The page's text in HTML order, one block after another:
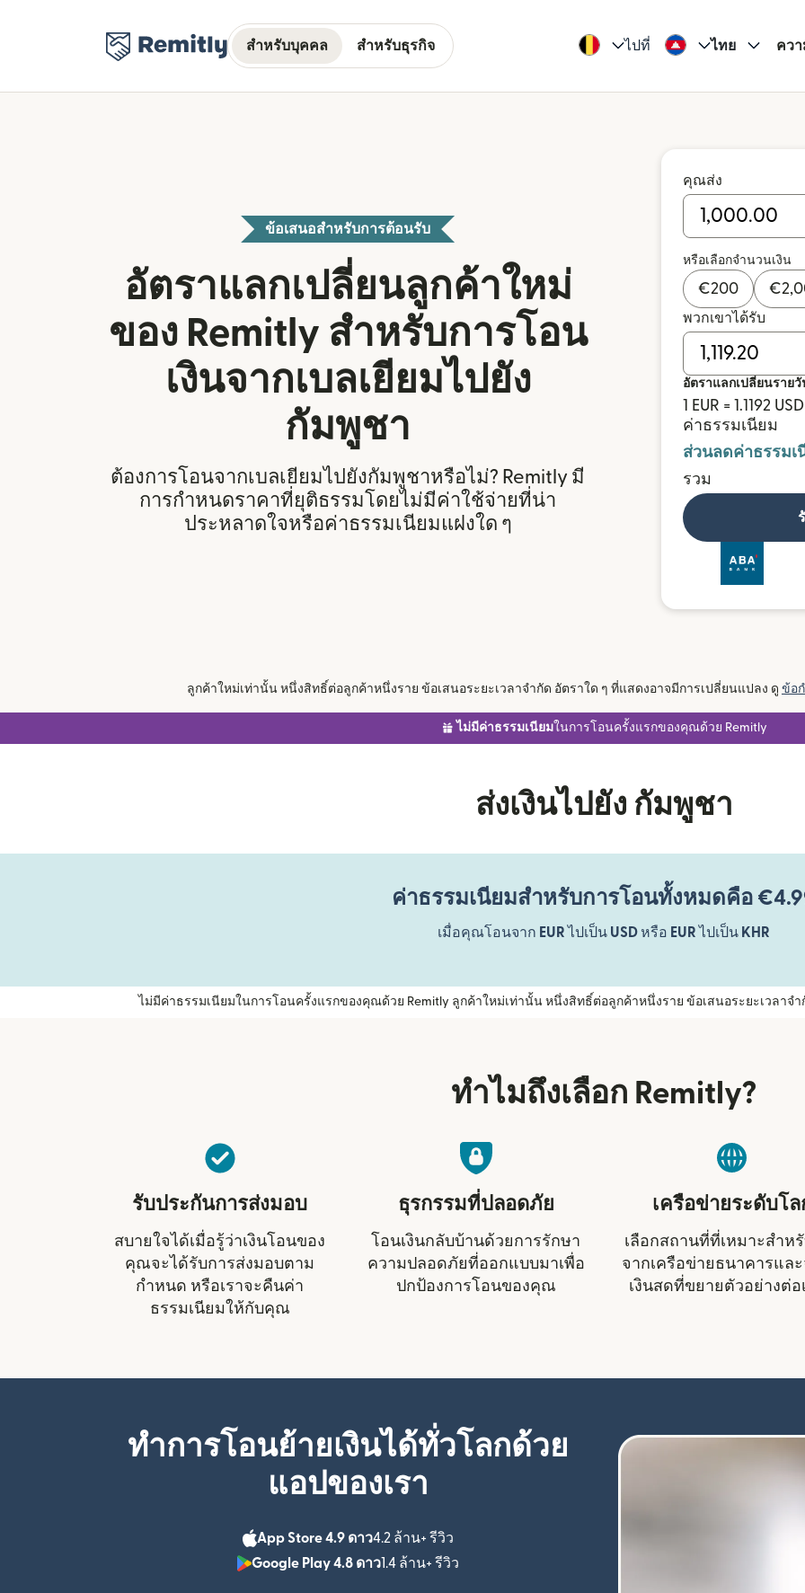
สำหรับบุคคล สำหรับธุรกิจ ไปที่ ไทย ควา
ข้อเสนอสำหรับการต้อนรับ
อัตราแลกเปลี่ยนลูกค้าใหม่
ของ Remitly สำหรับการโอน
เงินจากเบลเยียมไปยัง
กัมพูชา
ต้องการโอนจากเบลเยียมไปยังกัมพูชาหรือไม่? Remitly มี
การกำหนดราคาที่ยุติธรรมโดยไม่มีค่าใช้จ่ายที่น่า
ประหลาดใจหรือค่าธรรมเนียมแฝงใด ๆ
คุณส่ง
หรือเลือกจำนวนเงิน
€200 €
พวกเขาได้รับ
อัตราแลกเปลี่ยนรายวั
1 EUR = 1.1192 USD
ค่าธรรมเนียม
ส่วนลดค่าธรรมเ
รวม
ลูกค้าใหม่เท่านั้น หนึ่งสิทธิ์ต่อลูกค้าหนึ่งราย ข้อเสนอระยะเวลาจำกัด อัตราใด ๆ ที่แสดงอาจมีการเปลี่ยนแปลง ดู ข้อ
ไม่มีค่าธรรมเนียมในการโอนครั้งแรกของคุณด้วย Remitly
ส่งเงินไปยัง กัมพูชา
ค่าธรรมเนียมสำหรับการโอนทั้งหมดคือ
เมื่อคุณโอนจาก EUR ไปเป็น USD หรือ EUR ไปเป็น KHR
ไม่มีค่าธรรมเนียมในการโอนครั้งแรกของคุณด้วย Remitly ลูกค้าใหม่เท่านั้น หนึ่งสิทธิ์ต่อลูกค้าหนึ่งราย ข้อเสนอระยะเวลาจำ
ทำไมถึงเลือก Remitly?
รับประกันการส่งมอบ
สบายใจได้เมื่อรู้ว่าเงินโอนของ
คุณจะได้รับการส่งมอบตาม
กำหนด หรือเราจะคืนค่า
ธรรมเนียมให้กับคุณ
ธุรกรรมที่ปลอดภัย
โอนเงินกลับบ้านด้วยการรักษา
ความปลอดภัยที่ออกแบบมาเพื่อ
ปกป้องการโอนของคุณ
เครือข่ายระดับโล
เลือกสถานที่ที่เหมาะสำห
จากเครือข่ายธนาคารแล
เงินสดที่ขยายตัวอย่างต่อ
ทำการโอนย้ายเงินได้ทั่วโลกด้วย
แอปของเรา
App Store 4.9 ดาว4.2 ล้าน+ รีวิว
(เปิดในหน้าต่างใหม่)
Google Play 4.8 ดาว1.4 ล้าน+ รีวิว
(เปิดในหน้าต่างใหม่)